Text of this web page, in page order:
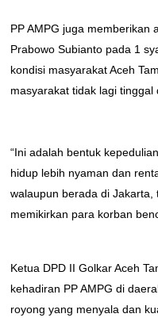
PP AMPG juga memberikan
Prabowo Subianto pada 1
kondisi masyarakat Aceh
masyarakat tidak lagi tinggal
“Ini adalah bentuk
hidup lebih nyaman dan
walaupun berada di
memikirkan para korban
Ketua DPD II Golkar Aceh
kehadiran PP AMPG di
royong yang menyala dan